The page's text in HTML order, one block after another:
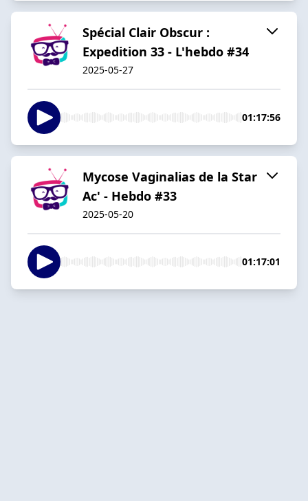
Spécial Clair Obscur :
Expedition 33 - L'hebdo #34
2025-05-27
01:17:56
Mycose Vaginalias de la Star
Ac' - Hebdo #33
2025-05-20
01:17:01